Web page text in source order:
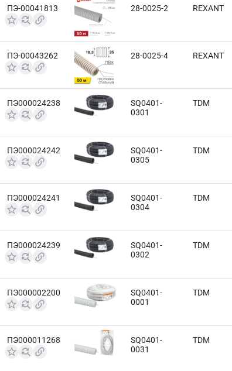
ПЭ-00041813 28-0025-2 REXANT
ПЭ-00043262 28-0025-4 REXANT
ПЭ000024238
SQ0401-
0301
TDM
ПЭ000024242
SQ0401-
0305
TDM
ПЭ000024241
SQ0401-
0304
TDM
ПЭ000024239
SQ0401-
0302
TDM
ПЭ000002200
SQ0401-
0001
TDM
ПЭ000011268
SQ0401-
0031
TDM